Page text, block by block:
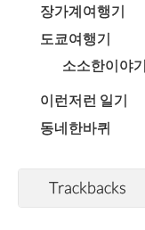
장가계여행기
도쿄여행기
소소한이야기
이런저런 일기
동네한바퀴
Trackbacks